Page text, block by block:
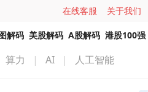
在线客服 关于我们
解码 美股解码 A股解码 港股100强
算力 | AI | 人工智能